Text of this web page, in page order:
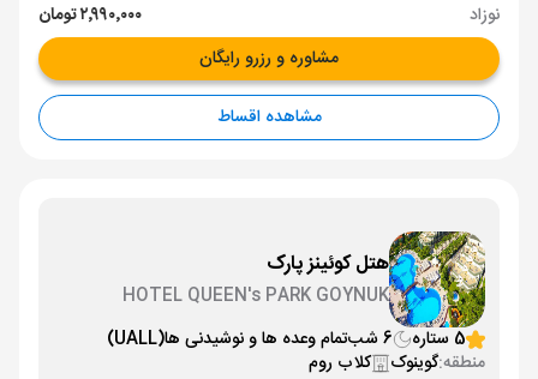
نوزاد
۲٬۹۹۰٬۰۰۰ تومان
مشاوره و رزرو رایگان
مشاهده اقساط
هتل کوئینز پارک
HOTEL QUEEN's PARK GOYNUK
5 ستاره
6 شب تمام وعده ها و نوشیدنی ها(UALL)
منطقه:گوینوک کلاب روم